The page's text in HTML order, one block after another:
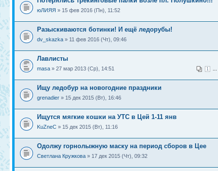
юЛИЯЯ » 15 фев 2016 (Пн), 11:52
Разыскиваются ботинки! И ещё ледорубы!
dv_skazka » 11 фев 2016 (Чт), 09:46
Лавлисты
1
masa » 27 мар 2013 (Ср), 14:51
Ищу ледобур на новогодние праздники
grenadier » 15 дек 2015 (Вт), 16:46
Ищутся мягкие кошки на УТС в Цей 1-11 янв
KuZneC » 15 дек 2015 (Вт), 11:16
Одолжу горнолыжную маску на период сборов в Цее
Светлана Кружкова » 17 дек 2015 (Чт), 09:32